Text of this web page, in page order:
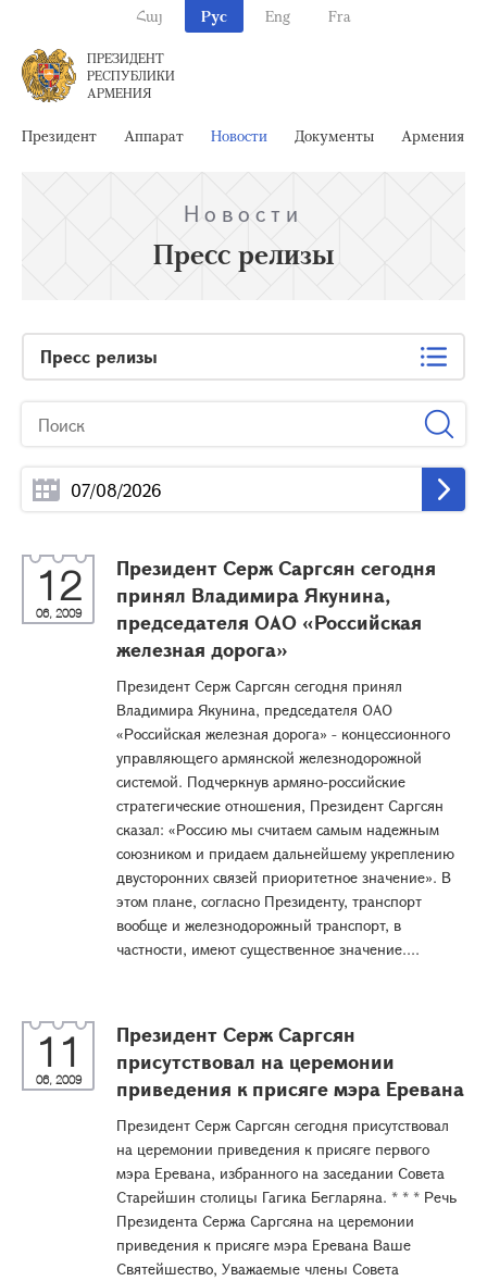
Հայ Рус Eng Fra
ПРЕЗИДЕНТ
РЕСПУБЛИКИ
АРМЕНИЯ
Президент Аппарат Новости Документы Армения
Новости
Пресс релизы
Пресс релизы
12
06, 2009
Президент Серж Саргсян сегодня
принял Владимира Якунина,
председателя ОАО «Российская
железная дорога»
Президент Серж Саргсян сегодня принял
Владимира Якунина, председателя ОАО
«Российская железная дорога» - концессионного
управляющего армянской железнодорожной
системой. Подчеркнув армяно-российские
стратегические отношения, Президент Саргсян
сказал: «Россию мы считаем самым надежным
союзником и придаем дальнейшему укреплению
двусторонних связей приоритетное значение». В
этом плане, согласно Президенту, транспорт
вообще и железнодорожный транспорт, в
частности, имеют существенное значение....
11
06, 2009
Президент Серж Саргсян
присутствовал на церемонии
приведения к присяге мэра Еревана
Президент Серж Саргсян сегодня присутствовал
на церемонии приведения к присяге первого
мэра Еревана, избранного на заседании Совета
Старейшин столицы Гагика Бегларяна. * * * Речь
Президента Сержа Саргсяна на церемонии
приведения к присяге мэра Еревана Ваше
Святейшество, Уважаемые члены Совета